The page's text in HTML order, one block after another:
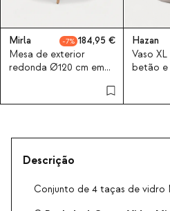
Mirla 7
184,95
Mesa de exterior
redonda Ø120 cm em
Hazan
Vaso
betão e
Descrição
Conjunto de 4 taças de vidro